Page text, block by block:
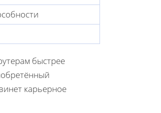
быстрее
карьерное